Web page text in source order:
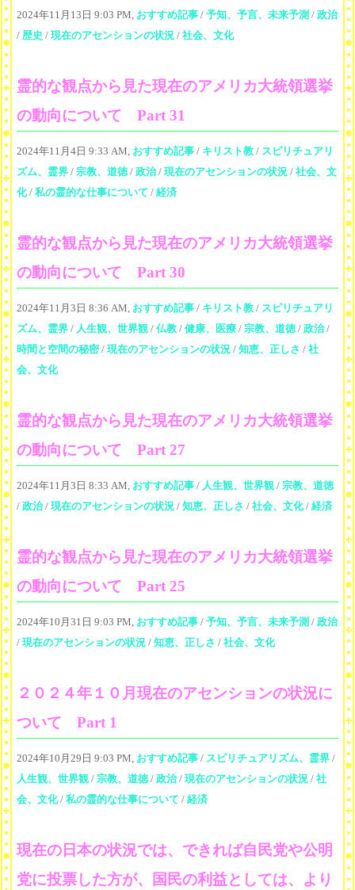
2024年11月13日 9:03 PM, おすすめ記事 / 予知、予言、未来予測 / 政治
/ 歴史 / 現在のアセンションの状況 / 社会、文化
霊的な観点から見た現在のアメリカ大統領選挙
の動向について Part 31
2024年11月4日 9:33 AM, おすすめ記事 / キリスト教 / スピリチュアリ
ズム、霊界 / 宗教、道徳/ 政治/ 現在のアセンションの状況 / 社会、文
化/ 私の霊的な仕事について / 経済
霊的な観点から見た現在のアメリカ大統領選挙
の動向について Part 30
2024年11月3日 8:36 AM, おすすめ記事 / キリスト教 / スピリチュアリ
ズム、霊界 / 人生観、世界観 / 仏教 / 健康、医療 / 宗教、道徳/ 政治/
時間と空間の秘密/ 現在のアセンションの状況 / 知恵、正しさ / 社
会、文化
霊的な観点から見た現在のアメリカ大統領選挙
の動向について Part 27
2024年11月3日 8:33 AM, おすすめ記事 / 人生観、世界観 / 宗教、道徳
/ 政治/ 現在のアセンションの状況 / 知恵、正しさ / 社会、文化/ 経済
霊的な観点から見た現在のアメリカ大統領選挙
の動向について Part 25
2024年10月31日 9:03 PM, おすすめ記事 / 予知、予言、未来予測 / 政治
/ 現在のアセンションの状況 / 知恵、正しさ / 社会、文化
２０２４年１０月現在のアセンションの状況に
ついて Part 1
2024年10月29日 9:03 PM, おすすめ記事 / スピリチュアリズム、霊界 /
人生観、世界観 / 宗教、道徳/ 政治/ 現在のアセンションの状況 / 社
会、文化/ 私の霊的な仕事について / 経済
現在の日本の状況では、できれば自民党や公明
党に投票した方が、国民の利益としては、より